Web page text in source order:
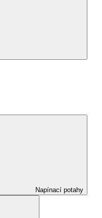
Napínací potahy